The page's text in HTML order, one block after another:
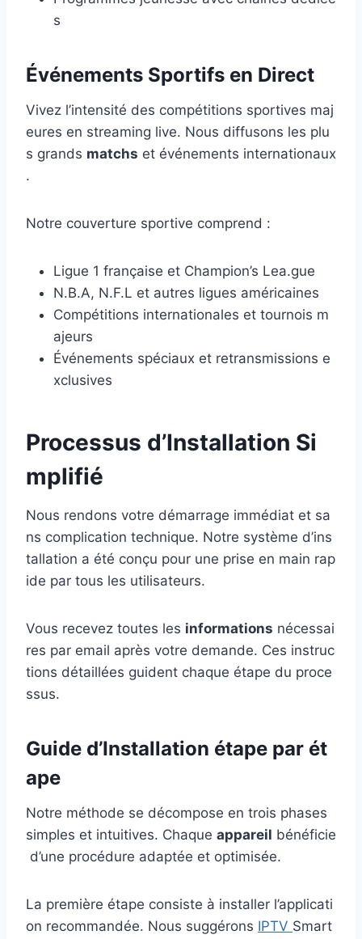
s
Événements Sportifs en Direct
Vivez l’intensité des compétitions sportives maj
eures en streaming live. Nous diffusons les plu
s grands matchs et événements internationaux
.
Notre couverture sportive comprend :
Ligue 1 française et Champion’s Lea.gue
N.B.A, N.F.L et autres ligues américaines
Compétitions internationales et tournois m
ajeurs
Événements spéciaux et retransmissions e
xclusives
Processus d’Installation Si
mplifié
Nous rendons votre démarrage immédiat et sa
ns complication technique. Notre système d’ins
tallation a été conçu pour une prise en main rap
ide par tous les utilisateurs.
Vous recevez toutes les informations nécessai
res par email après votre demande. Ces instruc
tions détaillées guident chaque étape du proce
ssus.
Guide d’Installation étape par ét
ape
Notre méthode se décompose en trois phases
simples et intuitives. Chaque appareil bénéficie
d’une procédure adaptée et optimisée.
La première étape consiste à installer l’applicati
on recommandée. Nous suggérons IPTV Smart